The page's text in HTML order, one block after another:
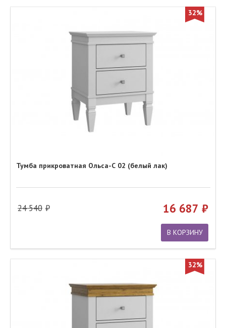
32%
Тумба прикроватная Ольса-С 02 (белый лак)
24 540 16 687
В КОРЗИНУ
32%